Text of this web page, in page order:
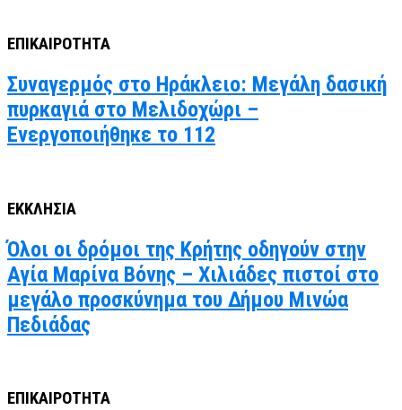
ΕΠΙΚΑΙΡΟΤΗΤΑ
Συναγερμός στο Ηράκλειο: Μεγάλη δασική
πυρκαγιά στο Μελιδοχώρι –
Ενεργοποιήθηκε το 112
ΕΚΚΛΗΣΙΑ
Όλοι οι δρόμοι της Κρήτης οδηγούν στην
Αγία Μαρίνα Βόνης – Χιλιάδες πιστοί στο
μεγάλο προσκύνημα του Δήμου Μινώα
Πεδιάδας
ΕΠΙΚΑΙΡΟΤΗΤΑ